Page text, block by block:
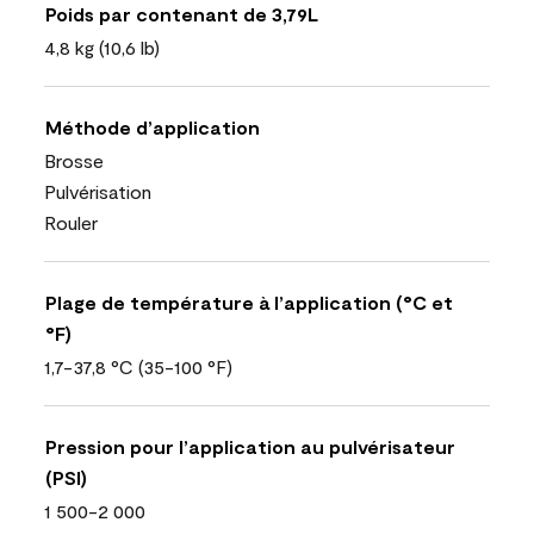
Poids par contenant de 3,79L
4,8 kg (10,6 lb)
Méthode d’application
Brosse
Pulvérisation
Rouler
Plage de température à l’application (°C et
°F)
1,7-37,8 °C (35-100 °F)
Pression pour l’application au pulvérisateur
(PSI)
1 500-2 000